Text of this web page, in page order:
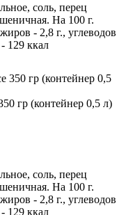
соль, перец
На 100 г.
- 2,8 г., углеводов
129 ккал
гр (контейнер 0,5 л)
соль, перец
На 100 г.
- 2,8 г., углеводов
129 ккал